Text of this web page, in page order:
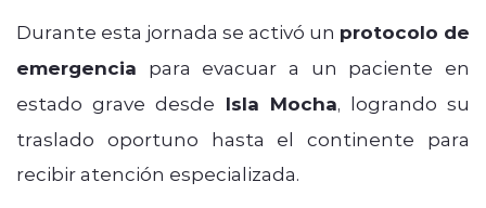
Durante esta jornada se activó un protocolo de
emergencia para evacuar a un paciente en
estado grave desde Isla Mocha, logrando su
traslado oportuno hasta el continente para
recibir atención especializada.